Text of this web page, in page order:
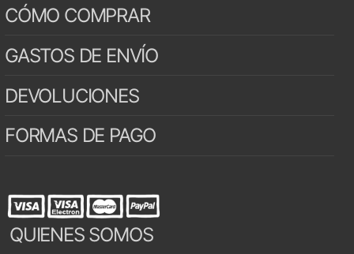
CÓMO COMPRAR
GASTOS DE ENVÍO
DEVOLUCIONES
FORMAS DE PAGO
QUIENES SOMOS